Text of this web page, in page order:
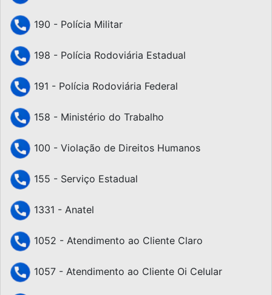
190 - Polícia Militar
198 - Polícia Rodoviária Estadual
191 - Polícia Rodoviária Federal
158 - Ministério do Trabalho
100 - Violação de Direitos Humanos
155 - Serviço Estadual
1331 - Anatel
1052 - Atendimento ao Cliente Claro
1057 - Atendimento ao Cliente Oi Celular